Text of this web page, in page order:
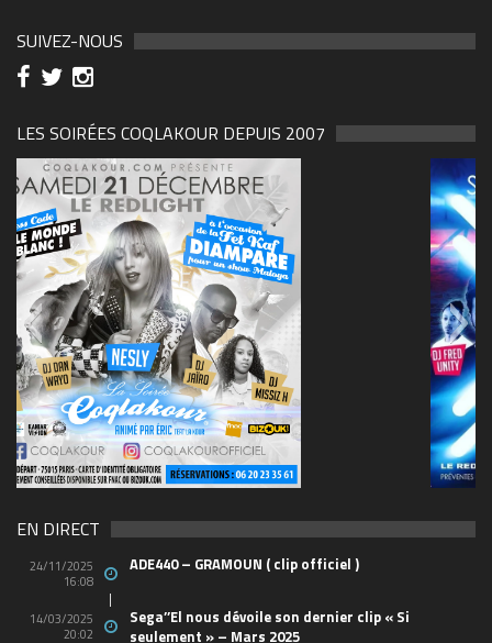
SUIVEZ-NOUS
LES SOIRÉES COQLAKOUR DEPUIS 2007
(1)
EN DIRECT
24/11/2025
16:08
ADE440 – GRAMOUN ( clip officiel )
14/03/2025
20:02
Sega’’El nous dévoile son dernier clip « Si
seulement » – Mars 2025